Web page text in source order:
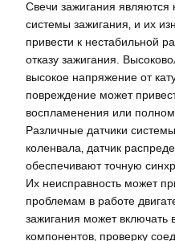
Свечи зажигания
системы зажигания‚ и их
привести к нестабильной
отказу зажигания.
высокое напряжение от
повреждение может
воспламенения или
Различные датчики
коленвала‚ датчик
обеспечивают точную
Их неисправность может
проблемам в работе
зажигания может включать
компонентов‚ проверку